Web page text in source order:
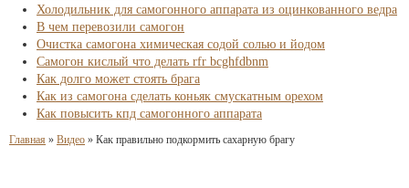
Холодильник для самогонного аппарата из оцинкованного ведра
В чем перевозили самогон
Очистка самогона химическая содой солью и йодом
Самогон кислый что делать rfr bcghfdbnm
Как долго может стоять брага
Как из самогона сделать коньяк смускатным орехом
Как повысить кпд самогонного аппарата
Главная » Видео » Как правильно подкормить сахарную брагу